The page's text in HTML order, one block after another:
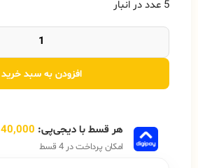
5 عدد در انبار
افزودن به سبد خرید
هر قسط با دیجی‌پی: 40,000
امکان پرداخت در 4 قسط